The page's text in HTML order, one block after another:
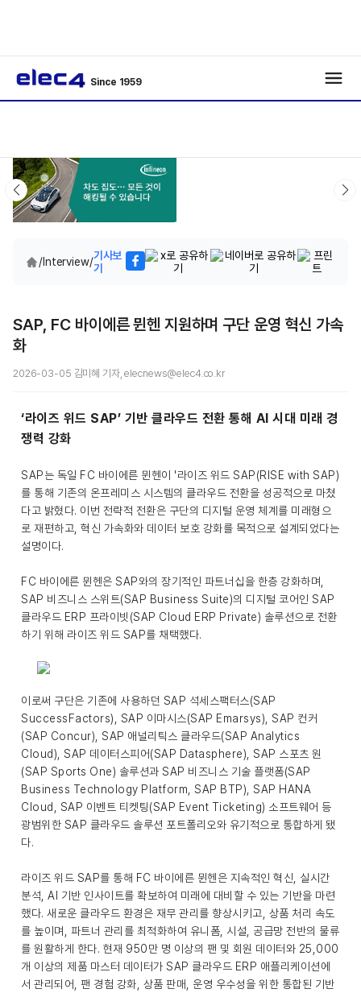
Since 1959
/Interview/기사보
기
SAP, FC 바이에른 뮌헨 지원하며 구단 운영 혁신 가속
화
2026-03-05 김미혜 기자, elecnews@elec4.co.kr
‘라이즈 위드 SAP’ 기반 클라우드 전환 통해 AI 시대 미래 경
쟁력 강화
SAP는 독일 FC 바이에른 뮌헨이 '라이즈 위드 SAP(RISE with SAP)
를 통해 기존의 온프레미스 시스템의 클라우드 전환을 성공적으로 마쳤
다고 밝혔다. 이번 전략적 전환은 구단의 디지털 운영 체계를 미래형으
로 재편하고, 혁신 가속화와 데이터 보호 강화를 목적으로 설계되었다는
설명이다.
FC 바이에른 뮌헨은 SAP와의 장기적인 파트너십을 한층 강화하며,
SAP 비즈니스 스위트(SAP Business Suite)의 디지털 코어인 SAP
클라우드 ERP 프라이빗(SAP Cloud ERP Private) 솔루션으로 전환
하기 위해 라이즈 위드 SAP를 채택했다.
이로써 구단은 기존에 사용하던 SAP 석세스팩터스(SAP
SuccessFactors), SAP 이마시스(SAP Emarsys), SAP 컨커
(SAP Concur), SAP 애널리틱스 클라우드(SAP Analytics
Cloud), SAP 데이터스피어(SAP Datasphere), SAP 스포츠 원
(SAP Sports One) 솔루션과 SAP 비즈니스 기술 플랫폼(SAP
Business Technology Platform, SAP BTP), SAP HANA
Cloud, SAP 이벤트 티켓팅(SAP Event Ticketing) 소프트웨어 등
광범위한 SAP 클라우드 솔루션 포트폴리오와 유기적으로 통합하게 됐
다.
라이즈 위드 SAP를 통해 FC 바이에른 뮌헨은 지속적인 혁신, 실시간
분석, AI 기반 인사이트를 확보하여 미래에 대비할 수 있는 기반을 마련
했다. 새로운 클라우드 환경은 재무 관리를 향상시키고, 상품 처리 속도
를 높이며, 파트너 관리를 최적화하여 유니폼, 시설, 공급망 전반의 물류
를 원활하게 한다. 현재 950만 명 이상의 팬 및 회원 데이터와 25,000
개 이상의 제품 마스터 데이터가 SAP 클라우드 ERP 애플리케이션에
서 관리되어, 팬 경험 강화, 상품 판매, 운영 우수성을 위한 통합된 기반